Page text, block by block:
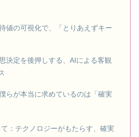
値の可視化で、「とりあえずキー
決定を後押しする、AIによる客観
らが本当に求めているのは「確実
：テクノロジーがもたらす、確実